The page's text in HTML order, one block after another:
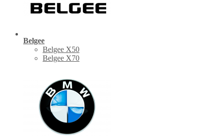
Belgee
Belgee X50
Belgee X70